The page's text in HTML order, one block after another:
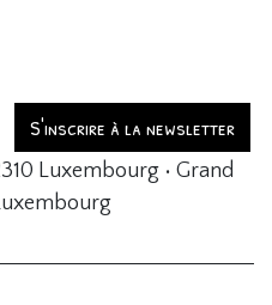
S'inscrire à la newsletter
Luxembourg • Grand